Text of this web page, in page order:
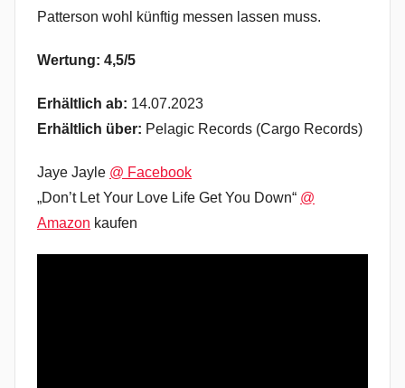
Patterson wohl künftig messen lassen muss.
Wertung: 4,5/5
Erhältlich ab: 14.07.2023
Erhältlich über: Pelagic Records (Cargo Records)
Jaye Jayle @ Facebook
„Don’t Let Your Love Life Get You Down“ @
Amazon kaufen